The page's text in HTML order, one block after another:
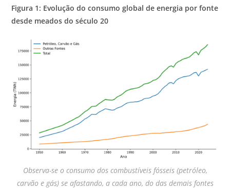
Figura 1: Evolução do consumo global de energia por fonte
desde meados do século 20
Observa-se o consumo dos combustíveis fósseis (petróleo,
carvão e gás) se afastando, a cada ano, do das demais fontes